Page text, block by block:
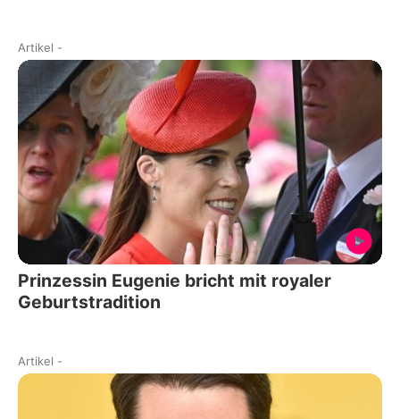
Artikel -
Prinzessin Eugenie bricht mit royaler
Geburtstradition
Artikel -